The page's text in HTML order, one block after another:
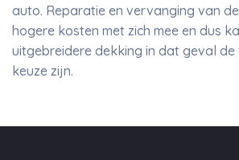
auto. Reparatie en vervanging van
hogere kosten met zich mee en dus
uitgebreidere dekking in dat geval
keuze zijn.